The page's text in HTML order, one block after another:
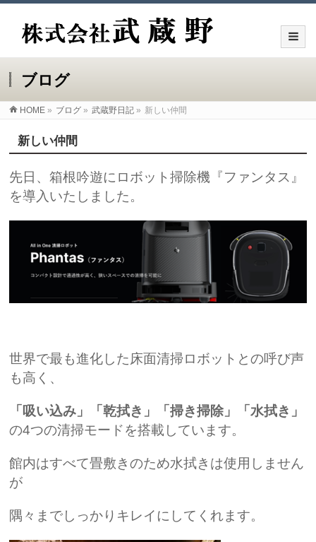
ブログ
HOME » ブログ » 武蔵野日記 » 新しい仲間
新しい仲間
先日、箱根吟遊にロボット掃除機『ファンタス』
を導入いたしました。
世界で最も進化した床面清掃ロボットとの呼び声
も高く、
「吸い込み」「乾拭き」「掃き掃除」「水拭き」
の4つの清掃モードを搭載しています。
館内はすべて畳敷きのため水拭きは使用しません
が
隅々までしっかりキレイにしてくれます。